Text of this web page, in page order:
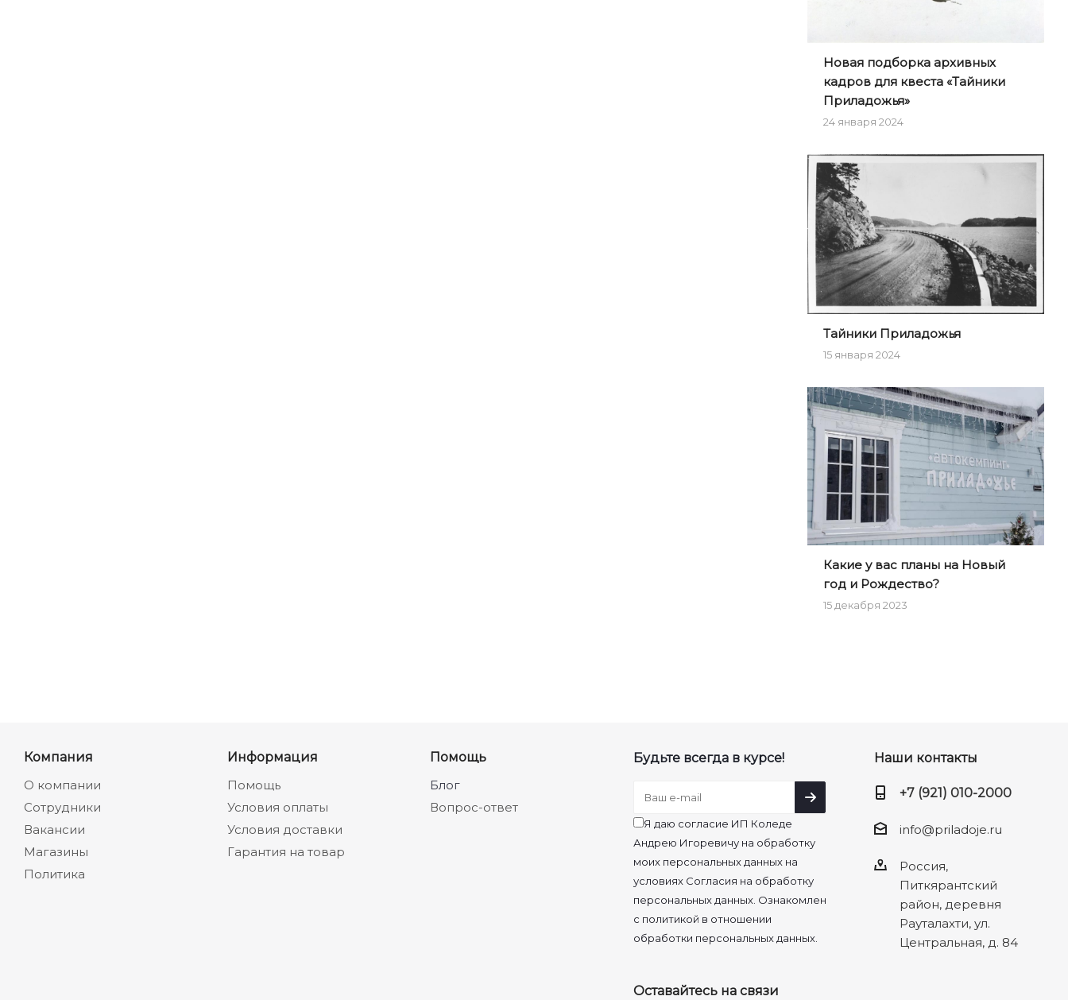
Новая подборка архивных
кадров для квеста «Тайники
Приладожья»
24 января 2024
Тайники Приладожья
15 января 2024
Какие у вас планы на Новый
год и Рождество?
15 декабря 2023
Компания
О компании
Сотрудники
Вакансии
Магазины
Политика
Информация
Помощь
Условия оплаты
Условия доставки
Гарантия на товар
Помощь
Блог
Вопрос-ответ
Будьте всегда в курсе!
Я даю согласие ИП Коледе
Андрею Игоревичу на обработку
моих персональных данных на
условиях Согласия на обработку
персональных данных. Ознакомлен
с политикой в отношении
обработки персональных данных.
Оставайтесь на связи
Наши контакты
+7 (921) 010-2000
info@priladoje.ru
Россия,
Питкярантский
район, деревня
Рауталахти, ул.
Центральная, д. 84